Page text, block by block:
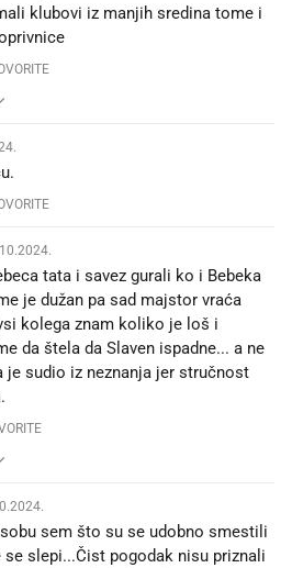
klubovi iz manjih sredina tome i
tata i savez gurali ko i Bebeka
je dužan pa sad majstor vraća
kolega znam koliko je loš i
da štela da Slaven ispadne... a ne
je sudio iz neznanja jer stručnost
sem što su se udobno smestili
se slepi...Čist pogodak nisu priznali